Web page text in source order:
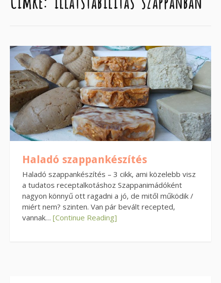
Haladó szappankészítés
Haladó szappankészítés – 3 cikk, ami közelebb visz
a tudatos receptalkotáshoz Szappanimádóként
nagyon könnyű ott ragadni a jó, de mitől működik /
miért nem? szinten. Van pár bevált recepted,
vannak… [Continue Reading]